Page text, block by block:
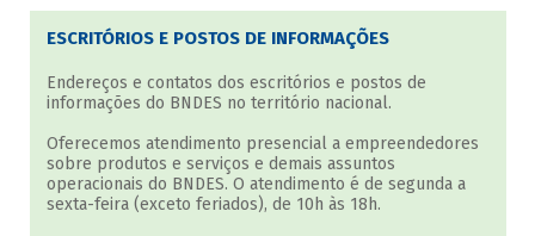
ESCRITÓRIOS E POSTOS DE INFORMAÇÕES
Endereços e contatos dos escritórios e postos de
informações do BNDES no território nacional.
Oferecemos atendimento presencial a empreendedores
sobre produtos e serviços e demais assuntos
operacionais do BNDES. O atendimento é de segunda a
sexta-feira (exceto feriados), de 10h às 18h.